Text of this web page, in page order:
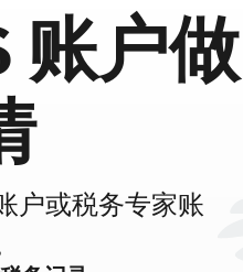
账户做
户或税务专家账